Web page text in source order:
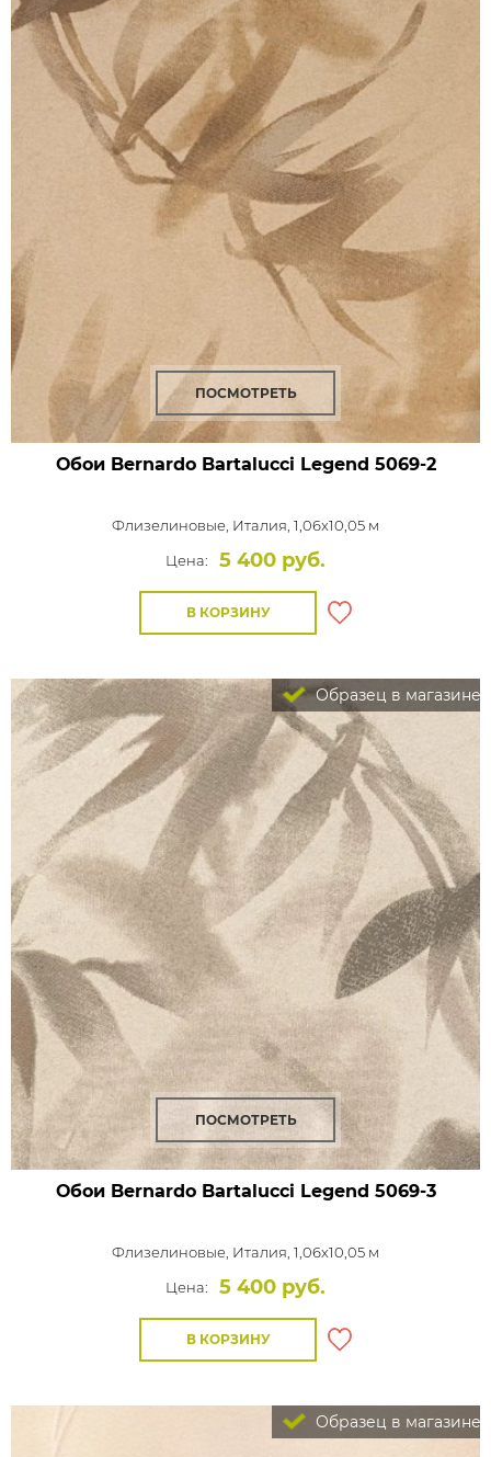
ПОСМОТРЕТЬ
Обои Bernardo Bartalucci Legend 5069-2
Флизелиновые, Италия, 1,06x10,05 м
Цена:
5 400 руб.
В КОРЗИНУ
Образец в магазине
ПОСМОТРЕТЬ
Обои Bernardo Bartalucci Legend 5069-3
Флизелиновые, Италия, 1,06x10,05 м
Цена:
5 400 руб.
В КОРЗИНУ
Образец в магазине